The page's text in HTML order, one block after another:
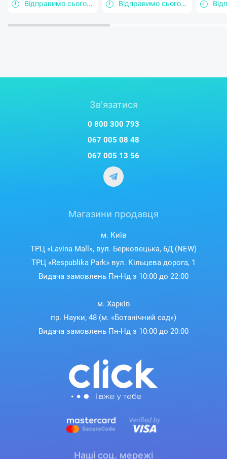
Відправимо сьогодні
Відправимо сьогодні
Зв'язатися
0 800 300 793
067 005 08 48
067 005 13 56
Магазини продавця
м. Київ
ТРЦ «Lavina Mall», вул. Берковецька, 6Д (NEW)
ТРЦ «Respublika Park» вул. Кільцева дорога, 1
Видача замовлень Пн-Нд з 10:00 до 22:00
м. Харків
пр. Науки, 48 (м. «Ботанічний сад»)
Видача замовлень Пн-Нд з 10:00 до 20:00
Наші соц. мережі